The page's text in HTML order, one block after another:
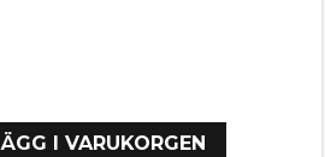
I VARUKORGEN